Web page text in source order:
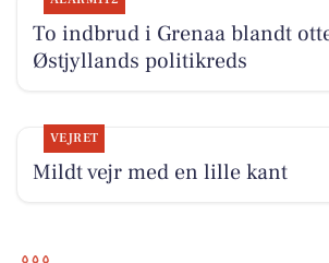
To indbrud i Grenaa blandt
Østjyllands politikreds
VEJRET
Mildt vejr med en lille kant